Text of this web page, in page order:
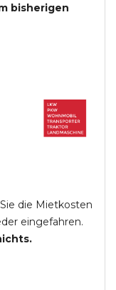
bisherigen
die Mietkosten
eingefahren.